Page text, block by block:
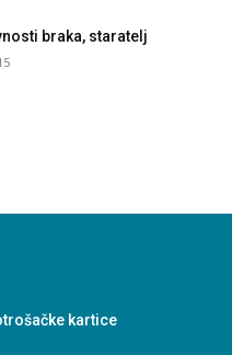
braka, staratelj
kartice